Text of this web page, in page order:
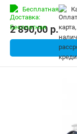
Передний тормоз:
Задний тормоз:
Бесплатная
2 890,00 p.